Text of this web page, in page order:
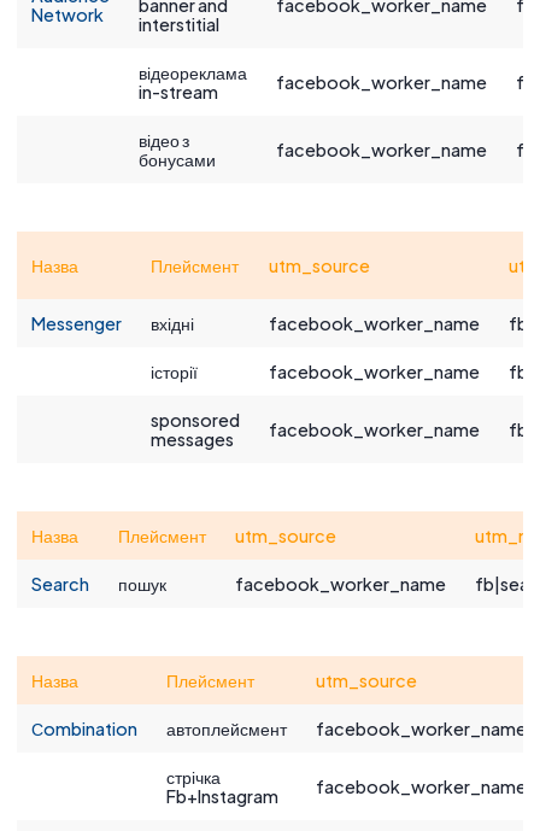
Network
banner and
interstitial
facebook_worker_name
відеореклама
in-stream
facebook_worker_name
відео з
бонусами
facebook_worker_name
Назва Плейсмент utm_source
Messenger вхідні facebook_worker_name
історії facebook_worker_name
sponsored
messages
facebook_worker_name
Назва Плейсмент utm_source
Search пошук facebook_worker_name
Назва Плейсмент utm_source
Сombination автоплейсмент facebook_worker_name
стрічка
Fb+Instagram
facebook_worker_name